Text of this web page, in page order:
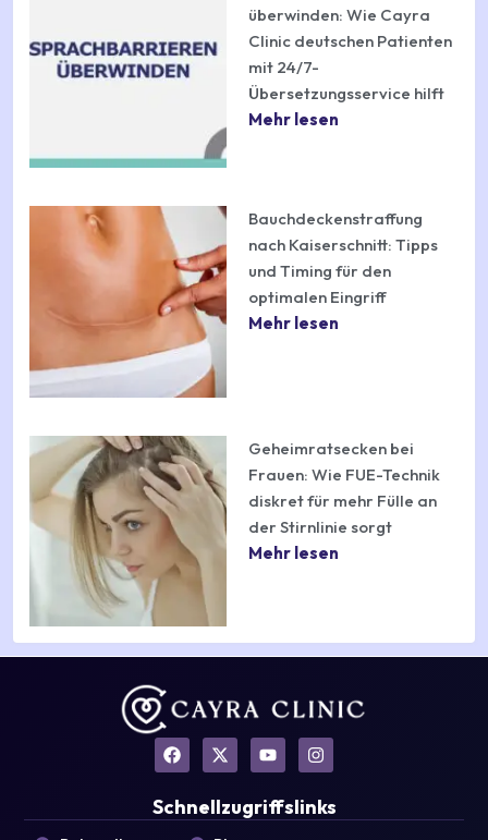
überwinden: Wie Cayra
Clinic deutschen Patienten
mit 24/7-
Übersetzungsservice hilft
Mehr lesen
Bauchdeckenstraffung
nach Kaiserschnitt: Tipps
und Timing für den
optimalen Eingriff
Mehr lesen
Geheimratsecken bei
Frauen: Wie FUE-Technik
diskret für mehr Fülle an
der Stirnlinie sorgt
Mehr lesen
F
a
e
b
X
-
w
i
Y
o
t
u
I
n
t
a
Schnellzugriffslinks